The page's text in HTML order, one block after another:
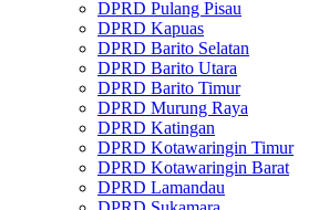
DPRD Pulang Pisau
DPRD Kapuas
DPRD Barito Selatan
DPRD Barito Utara
DPRD Barito Timur
DPRD Murung Raya
DPRD Katingan
DPRD Kotawaringin Timur
DPRD Kotawaringin Barat
DPRD Lamandau